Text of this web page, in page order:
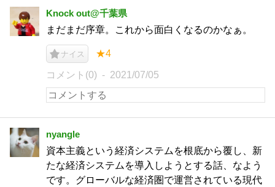
Knock out@千葉県
まだまだ序章。これから面白くなるのかなぁ。
ナイス ★4
コメント(0) 2021/07/05
nyangle
資本主義という経済システムを根底から覆し、新
たな経済システムを導入しようとする話、なよう
です。グローバルな経済圏で運営されている現代